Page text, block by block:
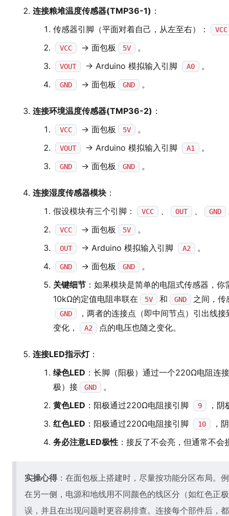
连接粮堆温度传感器(TMP36-1) ：
传感器引脚（平面对着自己，从左至右）：
VCC
VCC -> 面包板 5V 。
VOUT -> Arduino 模拟输入引脚 A0 。
GND -> 面包板 GND 。
连接环境温度传感器(TMP36-2) ：
VCC -> 面包板 5V 。
VOUT -> Arduino 模拟输入引脚 A1 。
GND -> 面包板 GND 。
连接湿度传感器模块 ：
假设模块有三个引脚：
VCC 、 OUT 、 GND
VCC -> 面包板 5V 。
OUT -> Arduino 模拟输入引脚 A2 。
GND -> 面包板 GND
。
关键细节 ：如果模块是简单的电阻式传感器，
10kΩ的定值电阻串联在
5V 和 GND 之间，传
GND
，两者的连接点（即中间节点）引出线接
变化，
A2 点的电压也随之变化。
连接LED指示灯：
绿色LED ：长脚（阳极）通过一个220Ω电阻连
极）接
GND
。
黄色LED ：阳极通过220Ω电阻接引脚 9
，阴
红色LED ：阳极通过220Ω电阻接引脚 10
，
务必注意LED极性 ：接反了不会亮，但通常不会
实操心得：在面包板上搭建时，尽量按功能分区布局。
在另一侧，电源和地线用不同颜色的线区分（如红色正
误，并且在出现问题时更容易排查。连接每个部件后，